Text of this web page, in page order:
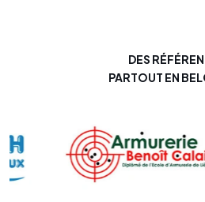
DES
PARTOUT EN